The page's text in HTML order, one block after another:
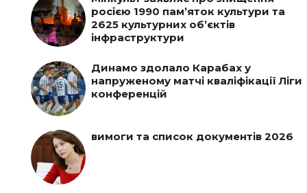
росією 1990 пам’яток культури та
2625 культурних об’єктів
інфраструктури
Динамо здолало Карабах у
напруженому матчі кваліфікації Ліги
конференцій
вимоги та список документів 2026